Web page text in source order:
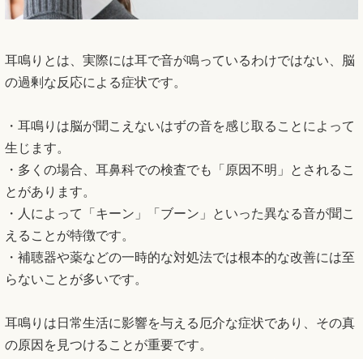
耳鳴りとは、実際には耳で音が鳴っているわけではない、脳
の過剰な反応による症状です。
・耳鳴りは脳が聞こえないはずの音を感じ取ることによって
生じます。
・多くの場合、耳鼻科での検査でも「原因不明」とされるこ
とがあります。
・人によって「キーン」「ブーン」といった異なる音が聞こ
えることが特徴です。
・補聴器や薬などの一時的な対処法では根本的な改善には至
らないことが多いです。
耳鳴りは日常生活に影響を与える厄介な症状であり、その真
の原因を見つけることが重要です。